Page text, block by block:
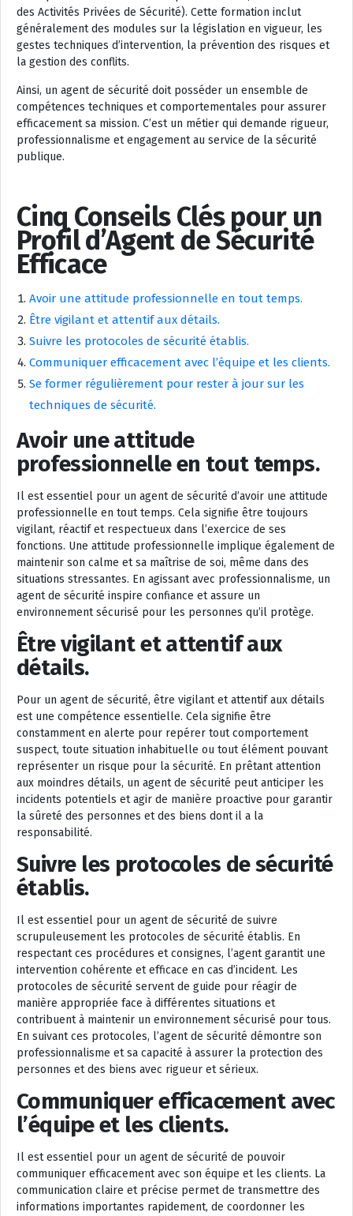
des Activités Privées de Sécurité). Cette formation inclut
généralement des modules sur la législation en vigueur, les
gestes techniques d’intervention, la prévention des risques et
la gestion des conflits.
Ainsi, un agent de sécurité doit posséder un ensemble de
compétences techniques et comportementales pour assurer
efficacement sa mission. C’est un métier qui demande rigueur,
professionnalisme et engagement au service de la sécurité
publique.
Cinq Conseils Clés pour un
Profil d’Agent de Sécurité
Efficace
Avoir une attitude professionnelle en tout temps.
Être vigilant et attentif aux détails.
Suivre les protocoles de sécurité établis.
Communiquer efficacement avec l’équipe et les clients.
Se former régulièrement pour rester à jour sur les
techniques de sécurité.
Avoir une attitude
professionnelle en tout temps.
Il est essentiel pour un agent de sécurité d’avoir une attitude
professionnelle en tout temps. Cela signifie être toujours
vigilant, réactif et respectueux dans l’exercice de ses
fonctions. Une attitude professionnelle implique également de
maintenir son calme et sa maîtrise de soi, même dans des
situations stressantes. En agissant avec professionnalisme, un
agent de sécurité inspire confiance et assure un
environnement sécurisé pour les personnes qu’il protège.
Être vigilant et attentif aux
détails.
Pour un agent de sécurité, être vigilant et attentif aux détails
est une compétence essentielle. Cela signifie être
constamment en alerte pour repérer tout comportement
suspect, toute situation inhabituelle ou tout élément pouvant
représenter un risque pour la sécurité. En prêtant attention
aux moindres détails, un agent de sécurité peut anticiper les
incidents potentiels et agir de manière proactive pour garantir
la sûreté des personnes et des biens dont il a la
responsabilité.
Suivre les protocoles de sécurité
établis.
Il est essentiel pour un agent de sécurité de suivre
scrupuleusement les protocoles de sécurité établis. En
respectant ces procédures et consignes, l’agent garantit une
intervention cohérente et efficace en cas d’incident. Les
protocoles de sécurité servent de guide pour réagir de
manière appropriée face à différentes situations et
contribuent à maintenir un environnement sécurisé pour tous.
En suivant ces protocoles, l’agent de sécurité démontre son
professionnalisme et sa capacité à assurer la protection des
personnes et des biens avec rigueur et sérieux.
Communiquer efficacement avec
l’équipe et les clients.
Il est essentiel pour un agent de sécurité de pouvoir
communiquer efficacement avec son équipe et les clients. La
communication claire et précise permet de transmettre des
informations importantes rapidement, de coordonner les